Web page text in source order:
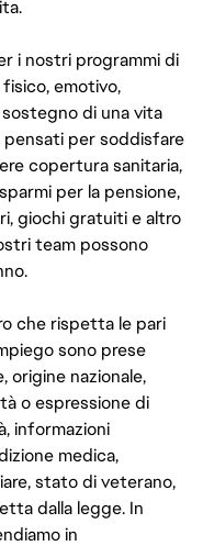
i nostri programmi di
emotivo,
di una vita
per soddisfare
copertura sanitaria,
per la pensione,
giochi gratuiti e altro
team possono
che rispetta le pari
sono prese
origine nazionale,
o espressione di
informazioni
medica,
stato di veterano,
dalla legge. In
in